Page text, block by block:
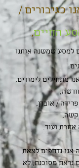
כגיבורים /
החיים,
למסע שמשנה אותנו
מתחילים לימודים,
/ אובדן,
אחרת ועוד.
אנו נדחפים לצאת
נראת מסוכנת, לא